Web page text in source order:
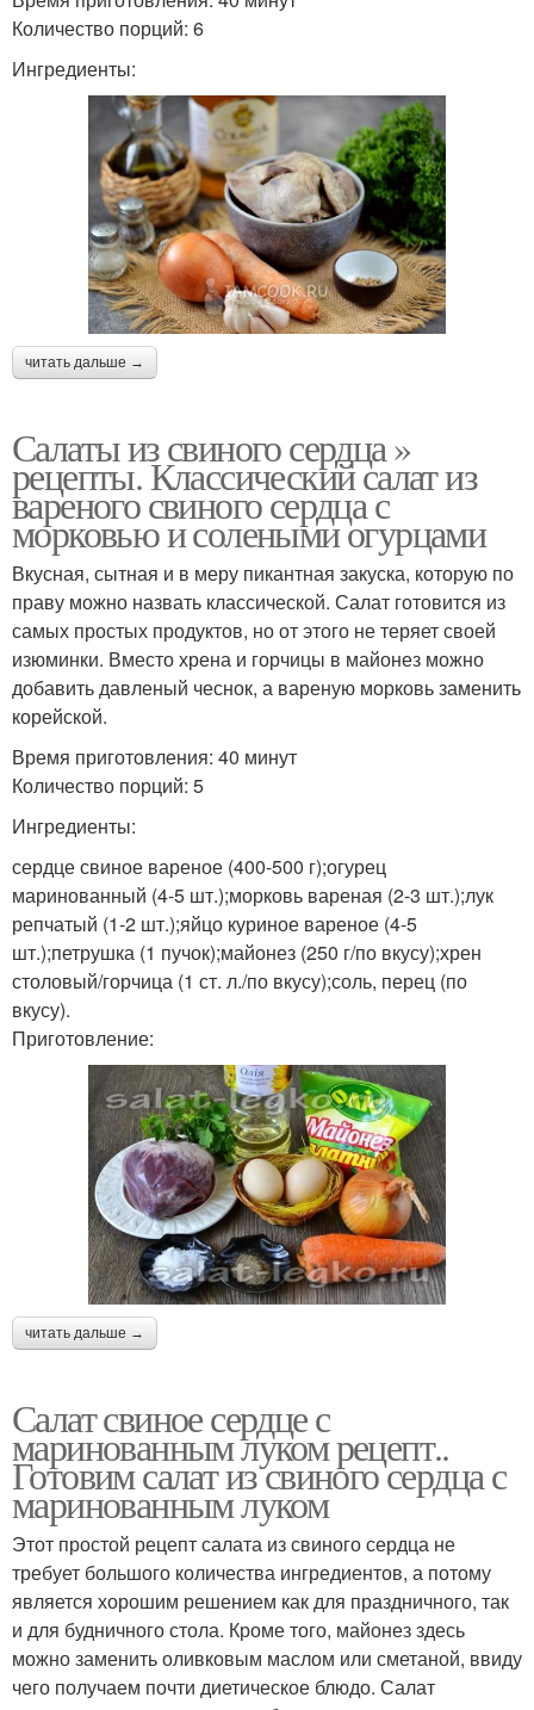
Количество порций: 6
Ингредиенты:
читать дальше →
Салаты из свиного сердца »
рецепты. Классический салат из
вареного свиного сердца с
морковью и солеными огурцами
Вкусная, сытная и в меру пикантная закуска, которую по
праву можно назвать классической. Салат готовится из
самых простых продуктов, но от этого не теряет своей
изюминки. Вместо хрена и горчицы в майонез можно
добавить давленый чеснок, а вареную морковь заменить
корейской.
Время приготовления: 40 минут
Количество порций: 5
Ингредиенты:
сердце свиное вареное (400-500 г);огурец
маринованный (4-5 шт.);морковь вареная (2-3 шт.);лук
репчатый (1-2 шт.);яйцо куриное вареное (4-5
шт.);петрушка (1 пучок);майонез (250 г/по вкусу);хрен
столовый/горчица (1 ст. л./по вкусу);соль, перец (по
вкусу).
Приготовление:
читать дальше →
Салат свиное сердце с
маринованным луком рецепт..
Готовим салат из свиного сердца с
маринованным луком
Этот простой рецепт салата из свиного сердца не
требует большого количества ингредиентов, а потому
является хорошим решением как для праздничного, так
и для будничного стола. Кроме того, майонез здесь
можно заменить оливковым маслом или сметаной, ввиду
чего получаем почти диетическое блюдо. Салат